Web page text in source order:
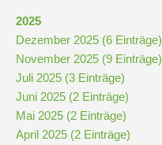
Digitalisierung
Streitschlichtung
2025
Dezember 2025 (6 Einträge)
November 2025 (9 Einträge)
Juli 2025 (3 Einträge)
Juni 2025 (2 Einträge)
Mai 2025 (2 Einträge)
April 2025 (2 Einträge)